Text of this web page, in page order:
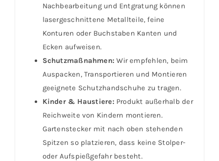
Nachbearbeitung und Entgratung können
lasergeschnittene Metallteile, feine
Konturen oder Buchstaben Kanten und
Ecken aufweisen.
Schutzmaßnahmen: Wir empfehlen, beim
Auspacken, Transportieren und Montieren
geeignete Schutzhandschuhe zu tragen.
Kinder & Haustiere: Produkt außerhalb der
Reichweite von Kindern montieren.
Gartenstecker mit nach oben stehenden
Spitzen so platzieren, dass keine Stolper-
oder Aufspießgefahr besteht.